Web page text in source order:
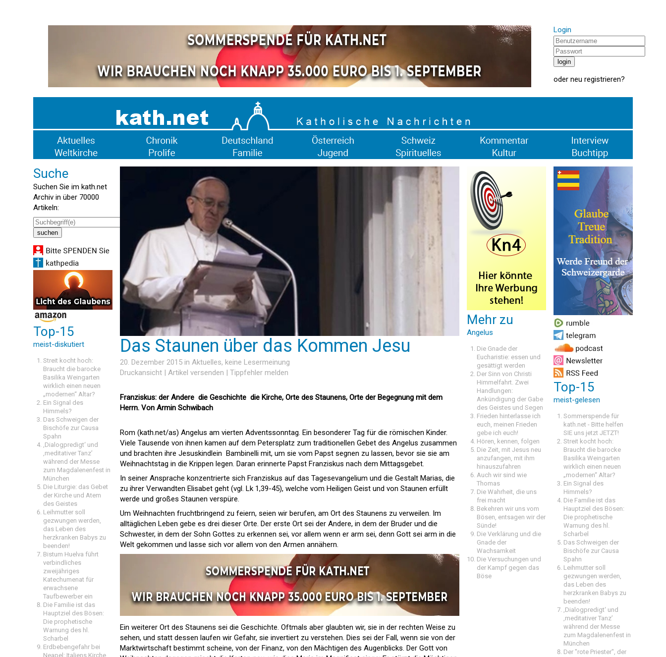
Login
oder neu registrieren?
Suche
Suchen Sie im kath.net
Archiv in über 70000
Artikeln:
Top-15
meist-diskutiert
Streit kocht hoch:
Braucht die barocke
Basilika Weingarten
wirklich einen neuen
„modernen“ Altar?
Ein Signal des
Himmels?
Das Schweigen der
Bischöfe zur Causa
Spahn
‚Dialogpredigt‘ und
‚meditativer Tanz’
während der Messe
zum Magdalenenfest in
München
Die Liturgie: das Gebet
der Kirche und Atem
des Geistes
Leihmutter soll
gezwungen werden,
das Leben des
herzkranken Babys zu
beenden!
Bistum Huelva führt
verbindliches
zweijähriges
Katechumenat für
erwachsene
Taufbewerber ein
Die Familie ist das
Hauptziel des Bösen:
Die prophetische
Warnung des hl.
Scharbel
Erdbebengefahr bei
Neapel: Italiens Kirche
Das Staunen über das Kommen Jesu
20. Dezember 2015 in Aktuelles, keine Lesermeinung
Druckansicht | Artikel versenden | Tippfehler melden
Franziskus: der Andere  die Geschichte  die Kirche, Orte des Staunens, Orte der Begegnung mit dem
Herrn. Von Armin Schwibach
Rom (kath.net/as) Angelus am vierten Adventssonntag. Ein besonderer Tag für die römischen Kinder.
Viele Tausende von ihnen kamen auf dem Petersplatz zum traditionellen Gebet des Angelus zusammen
und brachten ihre Jesuskindlein  Bambinelli mit, um sie vom Papst segnen zu lassen, bevor sie sie am
Weihnachtstag in die Krippen legen. Daran erinnerte Papst Franziskus nach dem Mittagsgebet.
In seiner Ansprache konzentrierte sich Franziskus auf das Tagesevangelium und die Gestalt Marias, die
zu ihrer Verwandten Elisabet geht (vgl. Lk 1,39-45), welche vom Heiligen Geist und von Staunen erfüllt
werde und großes Staunen verspüre.
Um Weihnachten fruchtbringend zu feiern, seien wir berufen, am Ort des Staunens zu verweilen. Im
alltäglichen Leben gebe es drei dieser Orte. Der erste Ort sei der Andere, in dem der Bruder und die
Schwester, in dem der Sohn Gottes zu erkennen sei, vor allem wenn er arm sei, denn Gott sei arm in die
Welt gekommen und lasse sich vor allem von den Armen annähern.
Ein weiterer Ort des Staunens sei die Geschichte. Oftmals aber glaubten wir, sie in der rechten Weise zu
sehen, und statt dessen laufen wir Gefahr, sie invertiert zu verstehen. Dies sei der Fall, wenn sie von der
Marktwirtschaft bestimmt scheine, von der Finanz, von den Mächtigen des Augenblicks. Der Gott von
Mehr zu
Angelus
Die Gnade der
Eucharistie: essen und
gesättigt werden
Der Sinn von Christi
Himmelfahrt. Zwei
Handlungen:
Ankündigung der Gabe
des Geistes und Segen
Frieden hinterlasse ich
euch, meinen Frieden
gebe ich euch!
Hören, kennen, folgen
Die Zeit, mit Jesus neu
anzufangen, mit ihm
hinauszufahren
Auch wir sind wie
Thomas
Die Wahrheit, die uns
frei macht
Bekehren wir uns vom
Bösen, entsagen wir der
Sünde!
Die Verklärung und die
Gnade der
Wachsamkeit
Die Versuchungen und
der Kampf gegen das
Böse
Top-15
meist-gelesen
Sommerspende für
kath.net - Bitte helfen
SIE uns jetzt JETZT!
Streit kocht hoch:
Braucht die barocke
Basilika Weingarten
wirklich einen neuen
„modernen“ Altar?
Ein Signal des
Himmels?
Die Familie ist das
Hauptziel des Bösen:
Die prophetische
Warnung des hl.
Scharbel
Das Schweigen der
Bischöfe zur Causa
Spahn
Leihmutter soll
gezwungen werden,
das Leben des
herzkranken Babys zu
beenden!
‚Dialogpredigt‘ und
‚meditativer Tanz’
während der Messe
zum Magdalenenfest in
München
Der "rote Priester", der